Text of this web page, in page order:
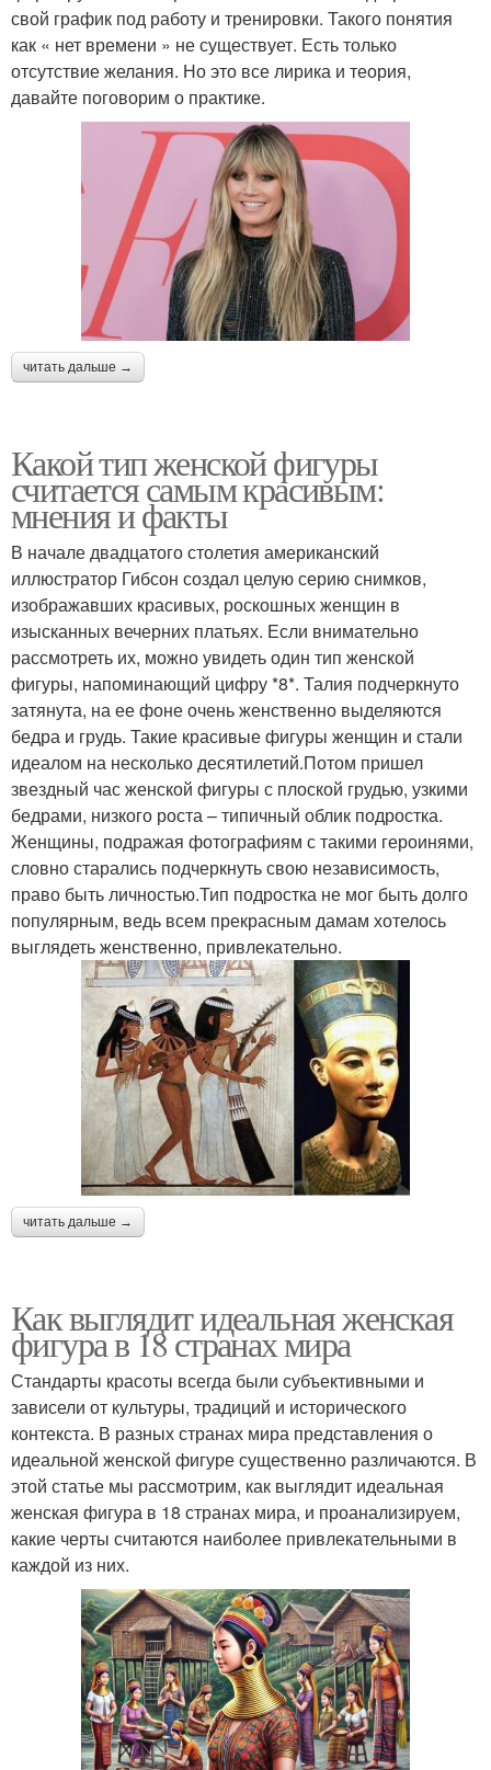
свой график под работу и тренировки. Такого понятия
как « нет времени » не существует. Есть только
отсутствие желания. Но это все лирика и теория,
давайте поговорим о практике.
читать дальше →
Какой тип женской фигуры
считается самым красивым:
мнения и факты
В начале двадцатого столетия американский
иллюстратор Гибсон создал целую серию снимков,
изображавших красивых, роскошных женщин в
изысканных вечерних платьях. Если внимательно
рассмотреть их, можно увидеть один тип женской
фигуры, напоминающий цифру *8*. Талия подчеркнуто
затянута, на ее фоне очень женственно выделяются
бедра и грудь. Такие красивые фигуры женщин и стали
идеалом на несколько десятилетий.Потом пришел
звездный час женской фигуры с плоской грудью, узкими
бедрами, низкого роста – типичный облик подростка.
Женщины, подражая фотографиям с такими героинями,
словно старались подчеркнуть свою независимость,
право быть личностью.Тип подростка не мог быть долго
популярным, ведь всем прекрасным дамам хотелось
выглядеть женственно, привлекательно.
читать дальше →
Как выглядит идеальная женская
фигура в 18 странах мира
Стандарты красоты всегда были субъективными и
зависели от культуры, традиций и исторического
контекста. В разных странах мира представления о
идеальной женской фигуре существенно различаются. В
этой статье мы рассмотрим, как выглядит идеальная
женская фигура в 18 странах мира, и проанализируем,
какие черты считаются наиболее привлекательными в
каждой из них.